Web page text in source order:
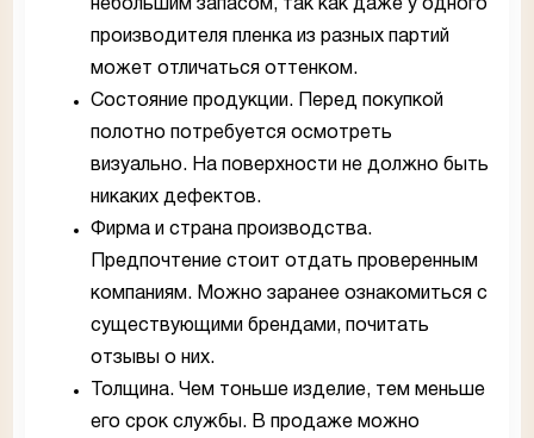
небольшим запасом, так как даже у одного
производителя пленка из разных партий
может отличаться оттенком.
Состояние продукции. Перед покупкой
полотно потребуется осмотреть
визуально. На поверхности не должно быть
никаких дефектов.
Фирма и страна производства.
Предпочтение стоит отдать проверенным
компаниям. Можно заранее ознакомиться с
существующими брендами, почитать
отзывы о них.
Толщина. Чем тоньше изделие, тем меньше
его срок службы. В продаже можно